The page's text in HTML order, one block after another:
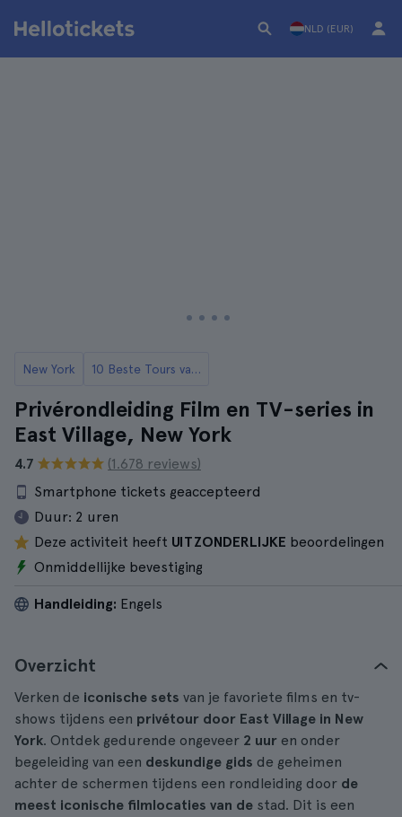
NLD (EUR)
New York 10 Beste Tours van TV en Films in New York
Privérondleiding Film en TV-series in
East Village, New York
4.7
(1.678 reviews)
Smartphone tickets geaccepteerd
Duur: 2 uren
Deze activiteit heeft UITZONDERLIJKE beoordelingen
Onmiddellijke bevestiging
Handleiding: Engels
Overzicht
Verken de iconische sets van je favoriete films en tv-
shows tijdens een privétour door East Village in New
York. Ontdek gedurende ongeveer 2 uur en onder
begeleiding van een deskundige gids de geheimen
achter de schermen tijdens een rondleiding door de
meest iconische filmlocaties van de stad. Dit is een